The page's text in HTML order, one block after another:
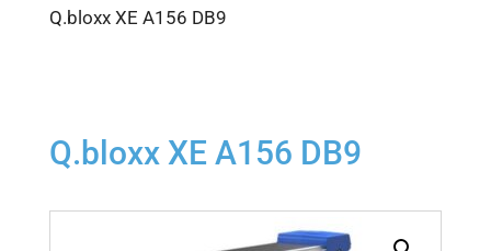
Q.bloxx XE A156 DB9
Q.bloxx XE A156 DB9